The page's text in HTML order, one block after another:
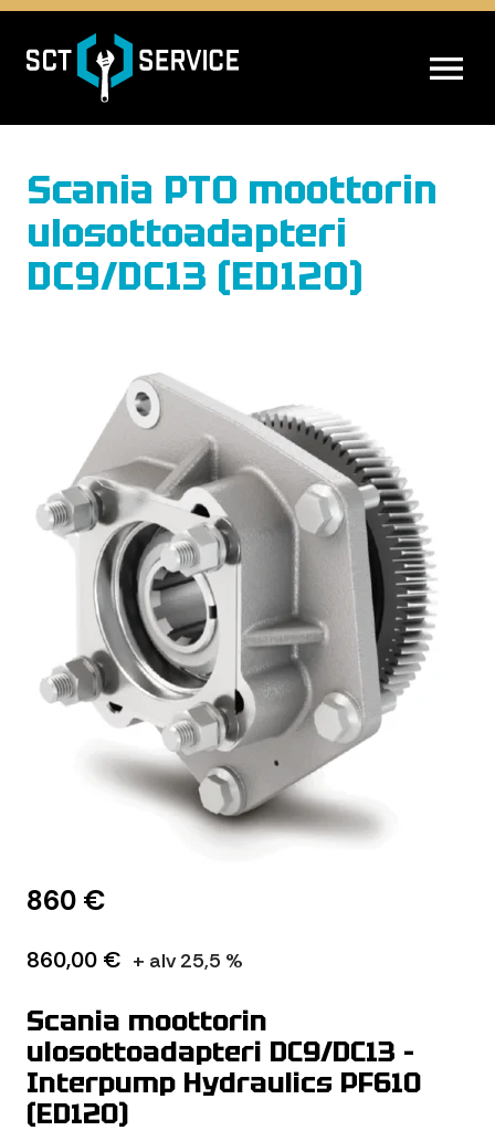
Scania PTO moottorin
ulosottoadapteri
DC9/DC13 (ED120)
860 €
860,00 € + alv 25,5 %
Scania moottorin
ulosottoadapteri DC9/DC13 –
Interpump Hydraulics PF610
(ED120)